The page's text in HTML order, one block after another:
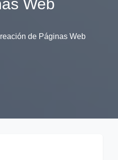
Web
de Páginas Web